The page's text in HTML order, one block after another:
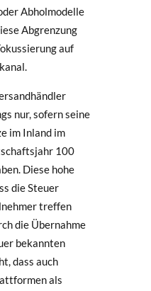
Abholmodelle
Abgrenzung
auf
nur, sofern seine
im Inland im
100
Diese hohe
die Steuer
treffen
die Übernahme
bekannten
dass auch
als